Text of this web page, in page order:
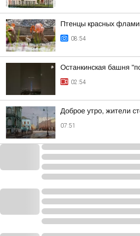
Птенцы красных
08:54
Останкинская башня
02:54
Доброе утро, жители
07:51